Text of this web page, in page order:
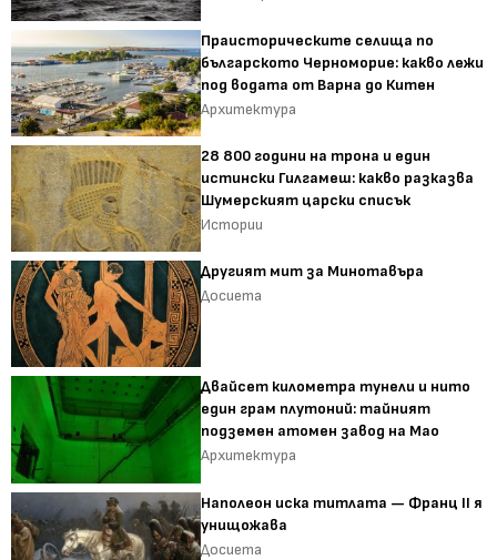
Праисторическите селища по
българското Черноморие: какво лежи
под водата от Варна до Китен
Архитектура
28 800 години на трона и един
истински Гилгамеш: какво разказва
Шумерският царски списък
Истории
Другият мит за Минотавъра
Досиета
Двайсет километра тунели и нито
един грам плутоний: тайният
подземен атомен завод на Мао
Архитектура
Наполеон иска титлата — Франц II я
унищожава
Досиета